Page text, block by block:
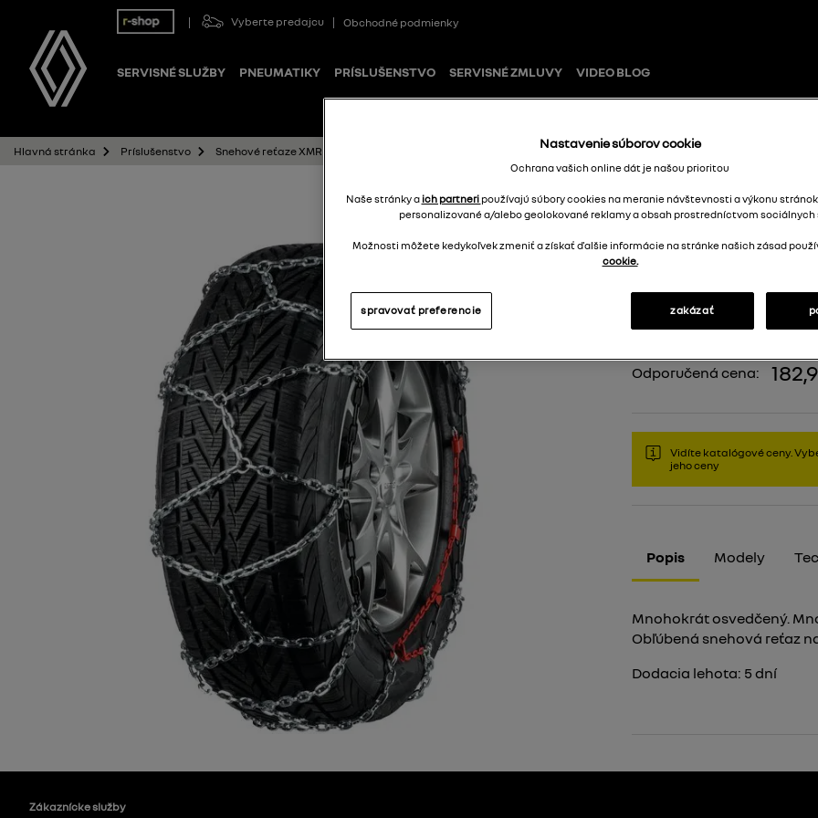
Vyberte predajcu Obchodné podmienky
SERVISNÉ SLUŽBY PNEUMATIKY PRÍSLUŠENSTVO SERVISNÉ ZMLUVY VIDEO BLOG
Hlavná stránka Príslušenstvo Snehové reťaze XMR 77 BRENTA-C
Snehové reťaze
Odporučená cena:
Vidíte katalógové ceny.
jeho ceny
Popis Modely
Mnohokrát osvedčený.
Obľúbená snehová reťaz
Dodacia lehota: 5 dní
Zákaznícke služby
Nastavenie súborov cookie
Ochrana vašich online dát je našou prioritou
Naše stránky a ich partneri používajú súbory cookies na meranie návštevnosti a výkonu
personalizované a/alebo geolokované reklamy a obsah prostredníctvom sociálnych
Možnosti môžete kedykoľvek zmeniť a získať ďalšie informácie na stránke našich zásad
cookie.
zakázať
spravovať preferencie